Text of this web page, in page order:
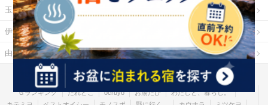
玉川温泉 箱根温泉
伊勢・鳥羽温泉 大歩危祖谷温泉
由布院温泉 熱海温泉 指宿温泉
お湯たびとは ご利用ガイド Ｇポイント
Ｇランキング だれどこ ocruyo お湯たび
わたしと、暮らし。